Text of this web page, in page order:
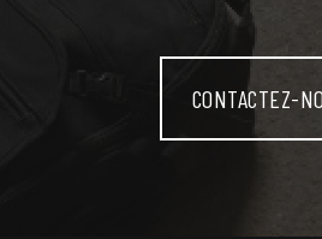
CONTACTEZ-